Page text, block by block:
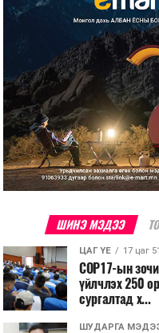
ШИНЭ МЭДЭЭ
ЦАГ ҮЕ 17 цаг
COP17-ын
үйлчлэх 250
сургалтад х...
ШУДАРГА